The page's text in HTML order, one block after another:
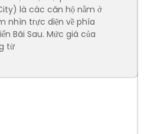
là các căn hộ nằm ở
nhìn trực diện về phía
Bãi Sau. Mức giá của
từ